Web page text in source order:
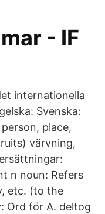
- IF
internationella
Svenska:
place,
värvning,
n noun: Refers
etc. (to the
Ord för A. deltog